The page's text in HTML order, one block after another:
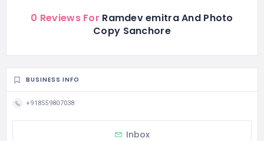
0 Reviews For Ramdev emitra And Photo
Copy Sanchore
BUSINESS INFO
+918559807038
Inbox